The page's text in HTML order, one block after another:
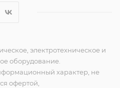
электротехническое и
оборудование.
характер, не
офертой,